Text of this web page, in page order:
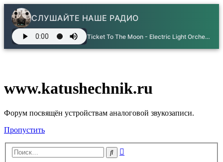
СЛУШАЙТЕ НАШЕ РАДИО
Ticket To The Moon - Electric Light Orchestra
www.katushechnik.ru
Форум посвящён устройствам аналоговой звукозаписи.
Пропустить
Поиск